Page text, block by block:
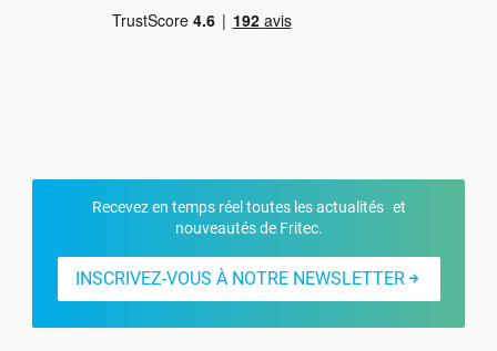
Recevez en temps réel toutes les actualités et
nouveautés de Fritec.
INSCRIVEZ-VOUS À NOTRE NEWSLETTER